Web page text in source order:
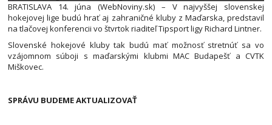
BRATISLAVA 14. júna (WebNoviny.sk) – V najvyššej slovenskej
hokejovej lige budú hrať aj zahraničné kluby z Maďarska, predstavil
na tlačovej konferencii vo štvrtok riaditeľ Tipsport ligy Richard Lintner.
Slovenské hokejové kluby tak budú mať možnosť stretnúť sa vo
vzájomnom súboji s maďarskými klubmi MAC Budapešť a CVTK
Miškovec.
SPRÁVU BUDEME AKTUALIZOVAŤ